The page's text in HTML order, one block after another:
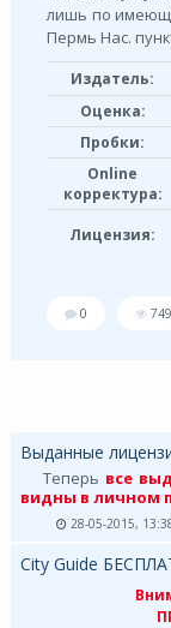
лишь по
Пермь Нас.
Издатель:
Оценка:
Пробки:
Online
корректура:
Лицензия:
0
Выданные
Теперь все
видны в личном
28-05-2015,
City Guide